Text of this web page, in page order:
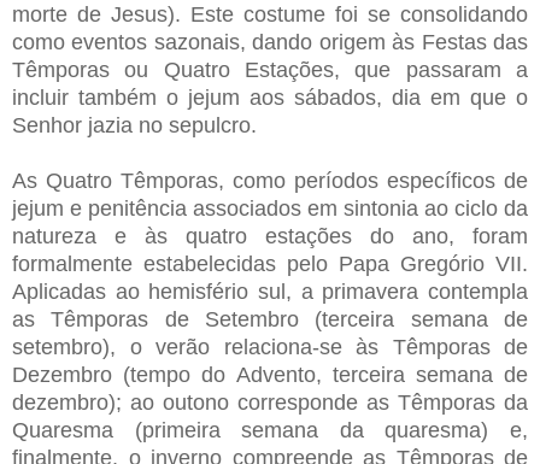
morte de Jesus). Este costume foi se consolidando
como eventos sazonais, dando origem às Festas das
Têmporas ou Quatro Estações, que passaram a
incluir também o jejum aos sábados, dia em que o
Senhor jazia no sepulcro.
As Quatro Têmporas, como períodos específicos de
jejum e penitência associados em sintonia ao ciclo da
natureza e às quatro estações do ano, foram
formalmente estabelecidas pelo Papa Gregório VII.
Aplicadas ao hemisfério sul, a primavera contempla
as Têmporas de Setembro (terceira semana de
setembro), o verão relaciona-se às Têmporas de
Dezembro (tempo do Advento, terceira semana de
dezembro); ao outono corresponde as Têmporas da
Quaresma (primeira semana da quaresma)e,
finalmente, o inverno compreende as Têmporas de